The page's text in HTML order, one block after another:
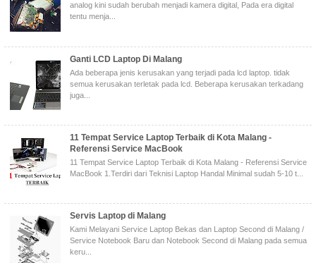
analog kini sudah berubah menjadi kamera digital, Pada era digital
tentu menja...
Ganti LCD Laptop Di Malang
Ada beberapa jenis kerusakan yang terjadi pada lcd laptop. tidak
semua kerusakan terletak pada lcd. Beberapa kerusakan terkadang
juga...
11 Tempat Service Laptop Terbaik di Kota Malang -
Referensi Service MacBook
11 Tempat Service Laptop Terbaik di Kota Malang - Referensi Service
MacBook 1.Terdiri dari Teknisi Laptop Handal Minimal sudah 5-10 t...
Servis Laptop di Malang
Kami Melayani Service Laptop Bekas dan Laptop Second di Malang /
Service Notebook Baru dan Notebook Second di Malang pada semua
keru...